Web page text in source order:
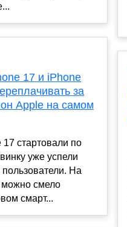
17 и iPhone
за
Apple на самом
стартовали по
уже успели
На
смело
смарт...